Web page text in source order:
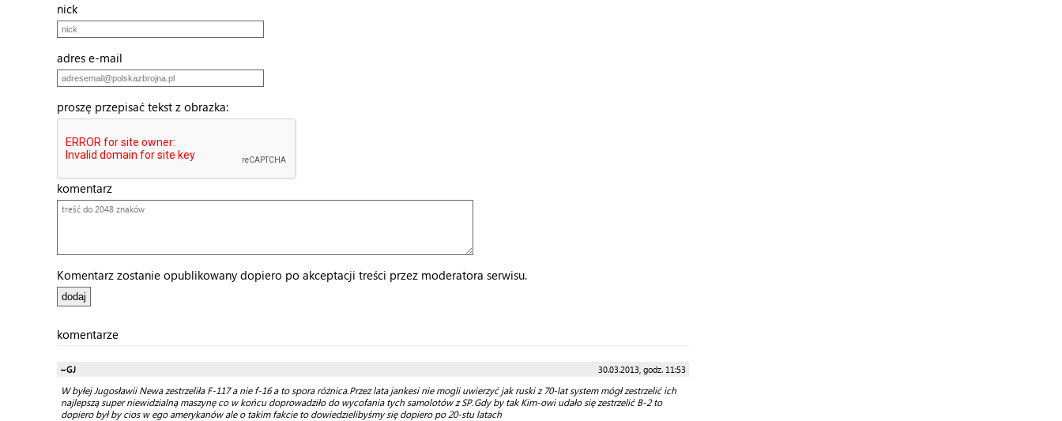
nick
adres e-mail
proszę przepisać tekst z obrazka:
komentarz
Komentarz zostanie opublikowany dopiero po akceptacji treści przez moderatora serwisu.
komentarze
~GJ 30.03.2013, godz. 11:53
W byłej Jugosławii Newa zestrzeliła F-117 a nie f-16 a to spora różnica.Przez lata jankesi nie mogli uwierzyć jak ruski z 70-lat system mógł zestrzelić ich
najlepszą super niewidzialną maszynę co w końcu doprowadziło do wycofania tych samolotów z SP.Gdy by tak Kim-owi udało się zestrzelić B-2 to
dopiero był by cios w ego amerykanów ale o takim fakcie to dowiedzielibyśmy się dopiero po 20-stu latach